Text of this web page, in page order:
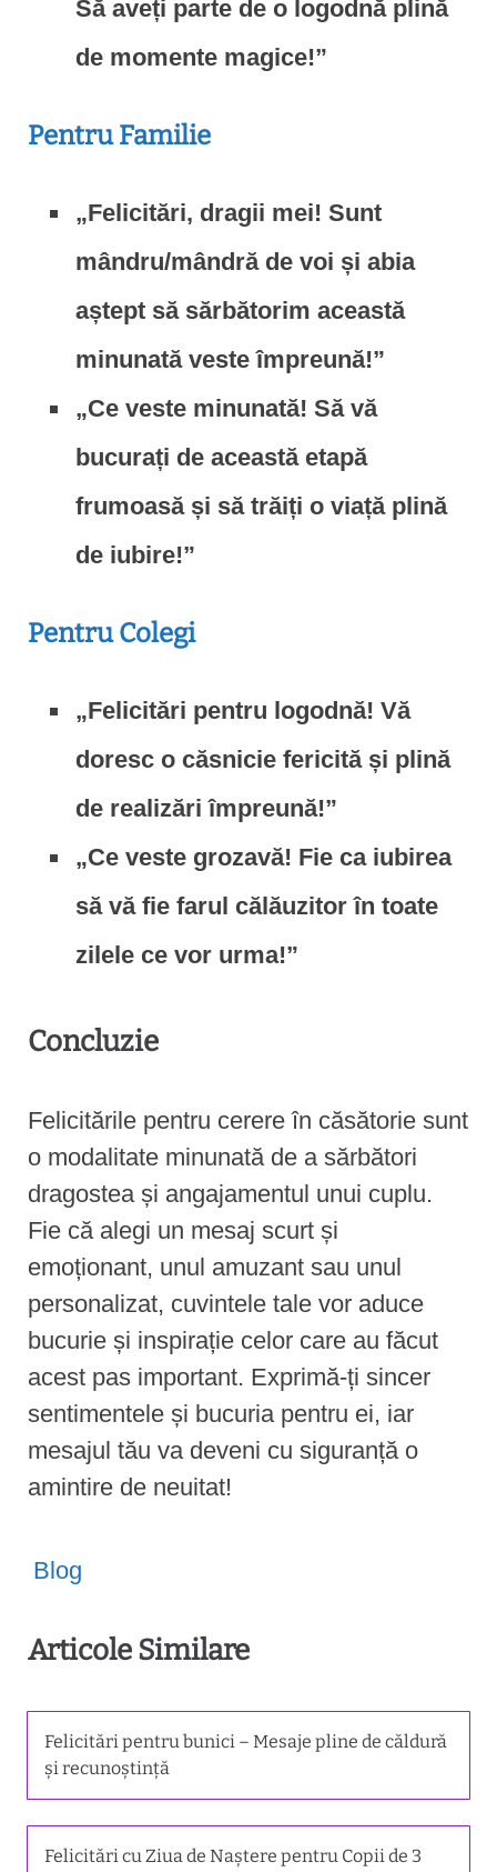
Să aveți parte de o logodnă plină
de momente magice!”
Pentru Familie
„Felicitări, dragii mei! Sunt
mândru/mândră de voi și abia
aștept să sărbătorim această
minunată veste împreună!”
„Ce veste minunată! Să vă
bucurați de această etapă
frumoasă și să trăiți o viață plină
de iubire!”
Pentru Colegi
„Felicitări pentru logodnă! Vă
doresc o căsnicie fericită și plină
de realizări împreună!”
„Ce veste grozavă! Fie ca iubirea
să vă fie farul călăuzitor în toate
zilele ce vor urma!”
Concluzie
Felicitările pentru cerere în căsătorie sunt
o modalitate minunată de a sărbători
dragostea și angajamentul unui cuplu.
Fie că alegi un mesaj scurt și
emoționant, unul amuzant sau unul
personalizat, cuvintele tale vor aduce
bucurie și inspirație celor care au făcut
acest pas important. Exprimă-ți sincer
sentimentele și bucuria pentru ei, iar
mesajul tău va deveni cu siguranță o
amintire de neuitat!
Blog
Articole Similare
Felicitări pentru bunici – Mesaje pline de căldură
și recunoștință
Felicitări cu Ziua de Naștere pentru Copii de 3